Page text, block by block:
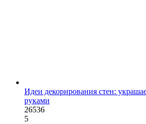
Идеи декорирования стен:
руками
26536
5